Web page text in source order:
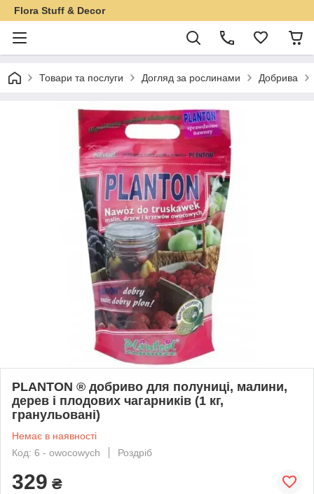
Flora Stuff & Decor
Товари та послуги Догляд за рослинами Добрива
PLANTON ® добриво для полуниці, малини,
дерев і плодових чагарників (1 кг,
гранульовані)
Немає в наявності
Код: 6 - owocowych
Роздріб
329 ₴